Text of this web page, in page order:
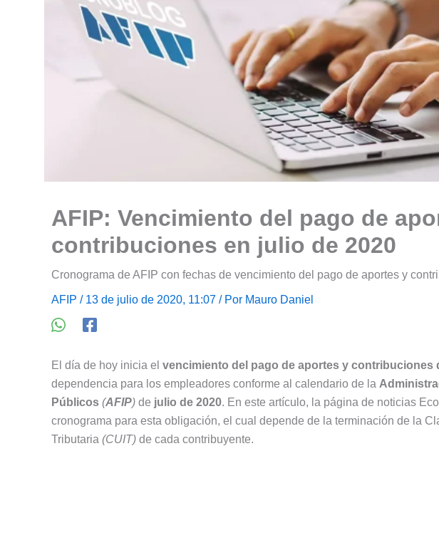
AFIP: Vencimiento del pago de
contribuciones en julio de 2020
Cronograma de AFIP con fechas de vencimiento del pago de aportes y
AFIP / 13 de julio de 2020, 11:07 / Por Mauro Daniel
El día de hoy inicia el vencimiento del pago de aportes y contribuciones
dependencia para los empleadores conforme al calendario de la
Públicos (AFIP) de julio de 2020. En este artículo, la página de noticias
cronograma para esta obligación, el cual depende de la terminación de la
Tributaria (CUIT) de cada contribuyente.